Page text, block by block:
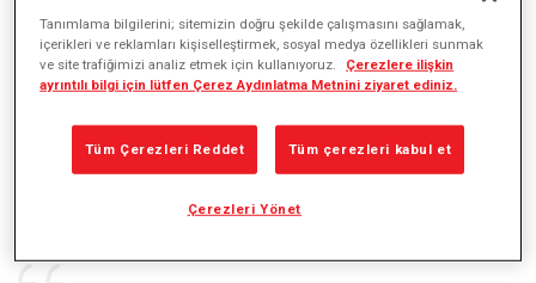
nesil mağazacılık dönüşümünü Kuzey Kıbrıs
Türk Cumhuriyeti’nde açtığı yeni mağaza ile
Tanımlama bilgilerini; sitemizin doğru şekilde çalışmasını sağlamak,
içerikleri ve reklamları kişiselleştirmek, sosyal medya özellikleri sunmak
ve site trafiğimizi analiz etmek için kullanıyoruz.
Çerezlere ilişkin
ayrıntılı bilgi için lütfen Çerez Aydınlatma Metnini ziyaret ediniz.
Tüm Çerezleri Reddet Tüm çerezleri kabul et
Çerezleri Yönet